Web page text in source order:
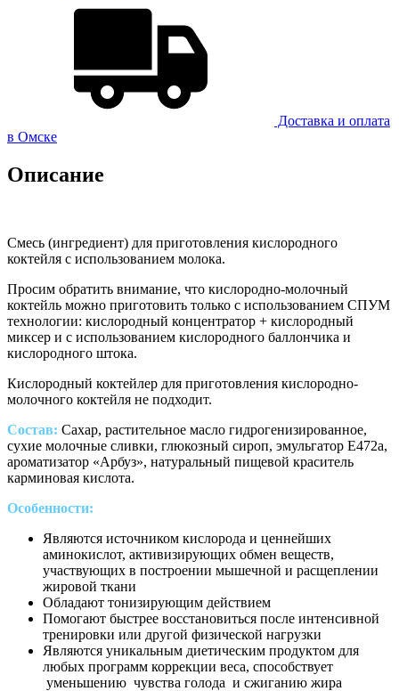
Доставка и оплатa
в Омске
Описание
Смесь (ингредиент) для приготовления кислородного
коктейля с использованием молока.
Просим обратить внимание, что кислородно-молочный
коктейль можно приготовить только с использованием СПУМ
технологии: кислородный концентратор + кислородный
миксер и с использованием кислородного баллончика и
кислородного штока.
Кислородный коктейлер для приготовления кислородно-
молочного коктейля не подходит.
Состав: Сахар, растительное масло гидрогенизированное,
сухие молочные сливки, глюкозный сироп, эмульгатор Е472а,
ароматизатор «Арбуз», натуральный пищевой краситель
карминовая кислота.
Особенности:
Являются источником кислорода и ценнейших
аминокислот, активизирующих обмен веществ,
участвующих в построении мышечной и расщеплении
жировой ткани
Обладают тонизирующим действием
Помогают быстрее восстановиться после интенсивной
тренировки или другой физической нагрузки
Являются уникальным диетическим продуктом для
любых программ коррекции веса, способствует
уменьшению чувства голода и сжиганию жира